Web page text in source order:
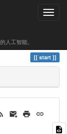
人工智能。
start